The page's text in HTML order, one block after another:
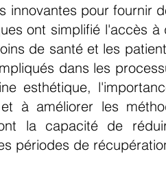
innovantes pour fournir
ont simplifié l'accès
de santé et les
dans les
esthétique,
à améliorer les
la capacité de
périodes de